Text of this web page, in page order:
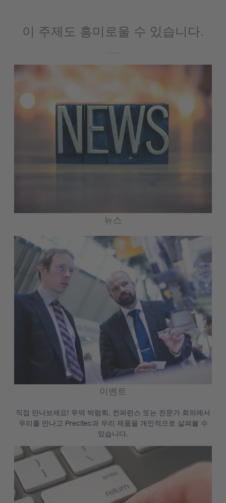
이 주제도 흥미로울 수 있습니다.
뉴스
이벤트
직접 만나보세요! 무역 박람회, 컨퍼런스 또는 전문가 회의에서
우리를 만나고 Precitec과 우리 제품을 개인적으로 살펴볼 수
있습니다.